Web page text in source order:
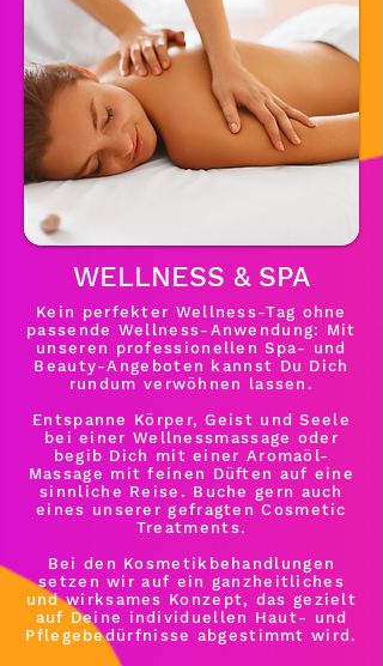
WELLNESS & SPA
Kein perfekter Wellness-Tag ohne
passende Wellness-Anwendung: Mit
unseren professionellen Spa- und
Beauty-Angeboten kannst Du Dich
rundum verwöhnen lassen.
Entspanne Körper, Geist und Seele
bei einer Wellnessmassage oder
begib Dich mit einer Aromaöl-
Massage mit feinen Düften auf eine
sinnliche Reise. Buche gern auch
eines unserer gefragten Cosmetic
Treatments.
Bei den Kosmetikbehandlungen
setzen wir auf ein ganzheitliches
und wirksames Konzept, das gezielt
auf Deine individuellen Haut- und
Pflegebedürfnisse abgestimmt wird.